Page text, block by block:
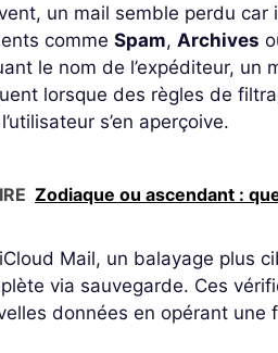
un mail semble perdu
comme Spam, Archives
le nom de l’expéditeur,
lorsque des règles de
s’en aperçoive.
Zodiaque ou ascendant :
Mail, un balayage plus
via sauvegarde. Ces
données en opérant une